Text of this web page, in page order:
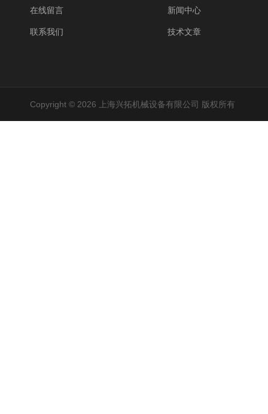
在线留言
联系我们
新闻中心
技术文章
Copyright © 2026 上海兴拓机械设备有限公司 版权所有